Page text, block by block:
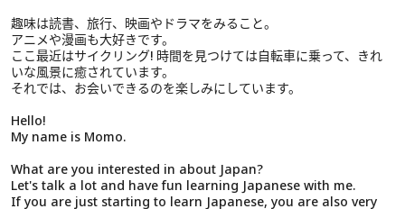
趣味は読書、旅行、映画やドラマをみること。
アニメや漫画も大好きです。
ここ最近はサイクリング! 時間を見つけては自転車に乗って、きれ
いな風景に癒されています。
それでは、お会いできるのを楽しみにしています。
Hello!
My name is Momo.
What are you interested in about Japan?
Let's talk a lot and have fun learning Japanese with me.
If you are just starting to learn Japanese, you are also very